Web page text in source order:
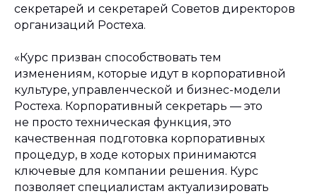
секретарей и секретарей Советов директоров
организаций Ростеха.
«Курс призван способствовать тем
изменениям, которые идут в корпоративной
культуре, управленческой и бизнес-модели
Ростеха. Корпоративный секретарь — это
не просто техническая функция, это
качественная подготовка корпоративных
процедур, в ходе которых принимаются
ключевые для компании решения. Курс
позволяет специалистам актуализировать